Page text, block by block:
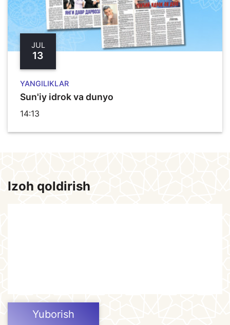
JUL
13
YANGILIKLAR
Sun'iy idrok va dunyo
14:13
Izoh qoldirish
Yuborish